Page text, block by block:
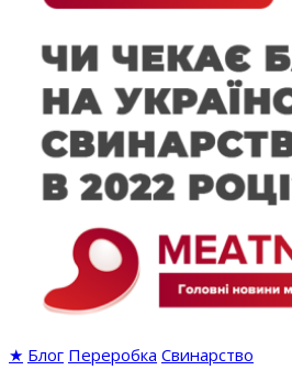
★ Блог Переробка Свинарство